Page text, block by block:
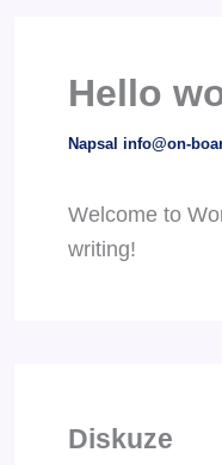
Hello
Napsal info@on-
Welcome to
writing!
Diskuze